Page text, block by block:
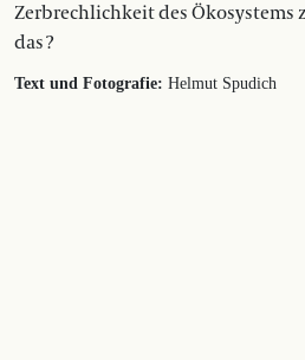
Zerbrechlichkeit des Ökosystems
das ?
Text und Fotografie: Helmut Spudich